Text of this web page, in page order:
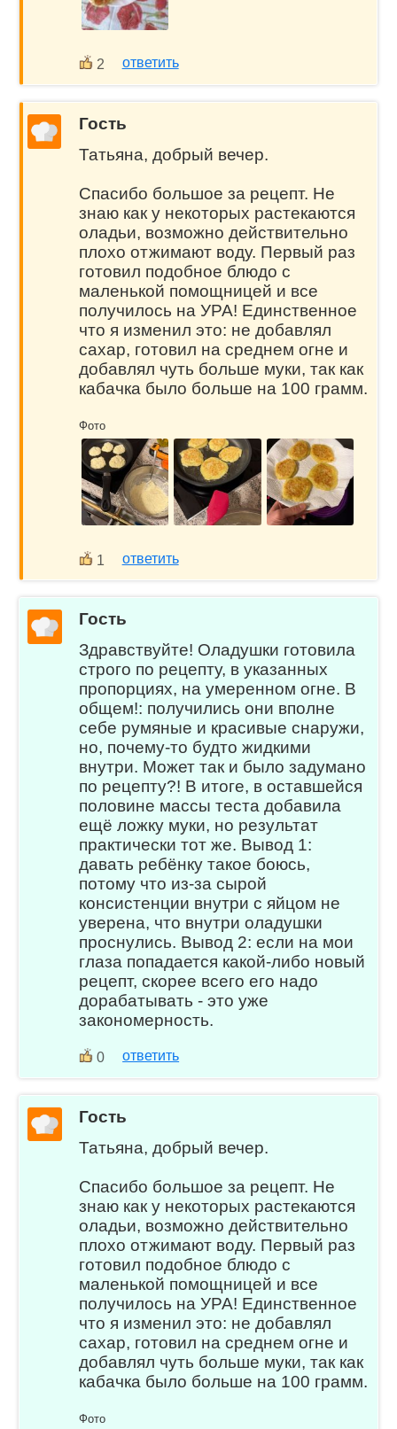
2 ответить
Гость
Татьяна, добрый вечер.
Спасибо большое за рецепт. Не
знаю как у некоторых растекаются
оладьи, возможно действительно
плохо отжимают воду. Первый раз
готовил подобное блюдо с
маленькой помощницей и все
получилось на УРА! Единственное
что я изменил это: не добавлял
сахар, готовил на среднем огне и
добавлял чуть больше муки, так как
кабачка было больше на 100 грамм.
Фото
1 ответить
Гость
Здравствуйте! Оладушки готовила
строго по рецепту, в указанных
пропорциях, на умеренном огне. В
общем!: получились они вполне
себе румяные и красивые снаружи,
но, почему-то будто жидкими
внутри. Может так и было задумано
по рецепту?! В итоге, в оставшейся
половине массы теста добавила
ещё ложку муки, но результат
практически тот же. Вывод 1:
давать ребёнку такое боюсь,
потому что из-за сырой
консистенции внутри с яйцом не
уверена, что внутри оладушки
проснулись. Вывод 2: если на мои
глаза попадается какой-либо новый
рецепт, скорее всего его надо
дорабатывать - это уже
закономерность.
0 ответить
Гость
Татьяна, добрый вечер.
Спасибо большое за рецепт. Не
знаю как у некоторых растекаются
оладьи, возможно действительно
плохо отжимают воду. Первый раз
готовил подобное блюдо с
маленькой помощницей и все
получилось на УРА! Единственное
что я изменил это: не добавлял
сахар, готовил на среднем огне и
добавлял чуть больше муки, так как
кабачка было больше на 100 грамм.
Фото